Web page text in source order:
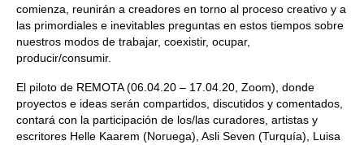
comienza, reunirán a creadores en torno al proceso creativo y a
las primordiales e inevitables preguntas en estos tiempos sobre
nuestros modos de trabajar, coexistir, ocupar,
producir/consumir.
El piloto de REMOTA (06.04.20 – 17.04.20, Zoom), donde
proyectos e ideas serán compartidos, discutidos y comentados,
contará con la participación de los/las curadores, artistas y
escritores Helle Kaarem (Noruega), Asli Seven (Turquía), Luisa